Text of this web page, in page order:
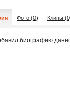
Фото (0) Клипы
биографию